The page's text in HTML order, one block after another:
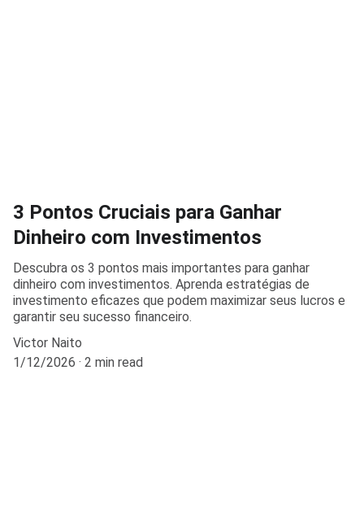
3 Pontos Cruciais para Ganhar
Dinheiro com Investimentos
Descubra os 3 pontos mais importantes para ganhar
dinheiro com investimentos. Aprenda estratégias de
investimento eficazes que podem maximizar seus lucros e
garantir seu sucesso financeiro.
Victor Naito
1/12/2026
2 min read